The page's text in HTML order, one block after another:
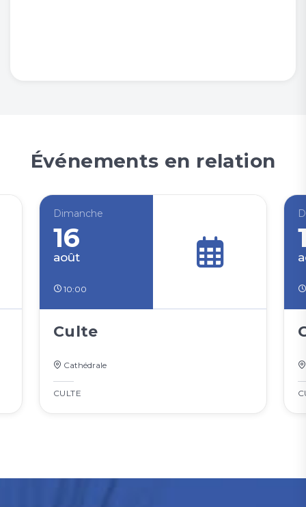
Événements en relation
Dimanche
16
août
10:00
Culte
Cathédrale
CULTE